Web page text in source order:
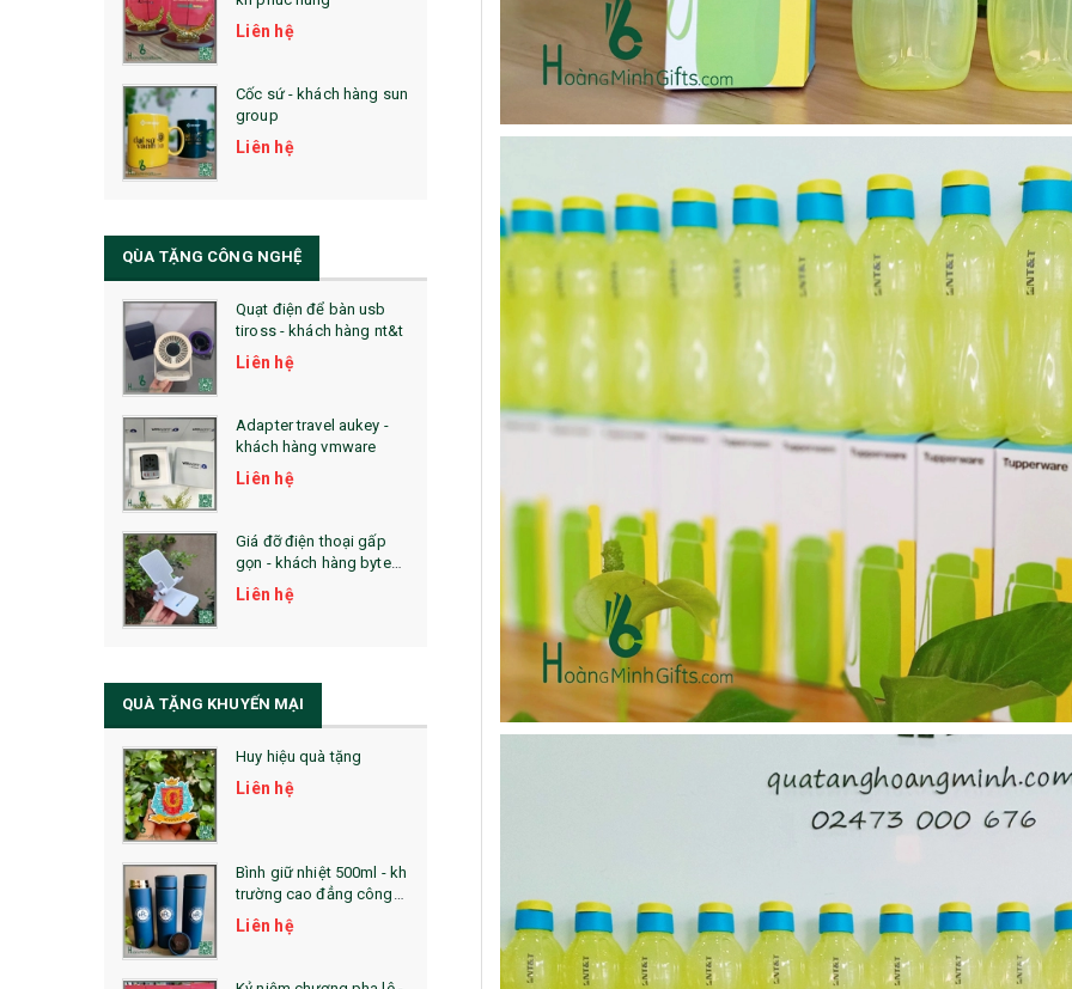
28. BỘ ĐỒ ĂN CAO CẤP
29. MÓC KHOÁ
31. TÚI VẢI KHÔNG DỆT
33. MŨ LƯỠI TRAI
36. QUẠT NHỰA QUẢNG CÁO
QUÀ TẶNG KHUYẾN MẠI
QUÀ TẶNG SX NHANH
QUÀ TẶNG HỘI THẢO
QUÀ TẶNG CÔNG NGHỆ
SẢN PHẨM ĐÃ THỰC HIỆN
QUÀ TẶNG SỨC KHỎE
La Fonte
Sổ Sạc Đa Năng
Sổ Lò Xo
Liên hệ
Cốc sứ - khách hàng sun
group
Liên hệ
hàng nam thắng
Liên hệ
Ô gấp 3 bán tự động -
Cốc giữ nhiệt 500ml
Liên hệ
QÙA TẶNG CÔNG NGHỆ
Quạt điện để bàn usb
tiross - khách hàng nt&t
Liên hệ
Adapter travel aukey -
khách hàng vmware
Liên hệ
Giá đỡ điện thoại gấp
gọn - khách hàng byte
plus
Liên hệ
600 in logo theo yêu cầu
Liên hệ
Bộ quà tặng công nghệ
baseus - khách hàng
Lót chuột in logo -
khách hàng vtc online
Liên hệ
Chuột không dây 2.4g
hoco gm14 - cscv2025
Liên hệ
Pin sạc hoco j108 -
khách hàng nt&t
Lót chuột in logo -
khách hàng commvault
Liên hệ
QUÀ TẶNG KHUYẾN MẠI
Huy hiệu quà tặng
Liên hệ
Bình giữ nhiệt 500ml - kh
trường cao đẳng công
nghệ bách khoa hà nội
Liên hệ
hàng nam thắng
Liên hệ
khách hàng div
Liên hệ
Liên hệ